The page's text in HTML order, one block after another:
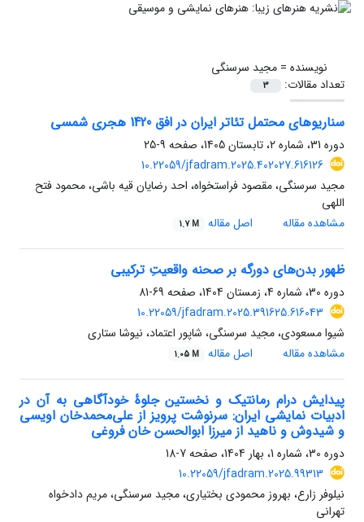
نویسنده =مجید سرسنگی
تعداد مقالات:
3
سناریوهای محتمل تئاتر ایران در افق 1420 هجری شمسی
دوره 31، شماره 2، تابستان 1405، صفحه
9-25
10.22059/jfadram.2025.402027.616126
مجید سرسنگی، مقصود فراستخواه، احد رضایان قیه باشی، محمود فتح
اللهی
مشاهده مقاله
اصل مقاله 1.7 M
ظهور بدن‌های دورگه بر صحنه واقعیتِ ترکیبی
دوره 30، شماره 4، زمستان 1404، صفحه
69-81
10.22059/jfadram.2025.391625.616043
شیوا مسعودی، مجید سرسنگی، شاپور اعتماد، نیوشا ستاری
مشاهده مقاله
اصل مقاله 1.05 M
پیدایش درام رمانتیک و نخستین جلوۀ خودآگاهی به آن در
ادبیات نمایشی ایران: سرنوشت پرویز از علی‌محمدخان اویسی
و شیدوش و ناهید از میرزا ابوالحسن خان فروغی
دوره 30، شماره 1، بهار 1404، صفحه
7-18
10.22059/jfadram.2025.99313
نیلوفر زارع، بهروز محمودی بختیاری، مجید سرسنگی، مریم دادخواه
تهرانی